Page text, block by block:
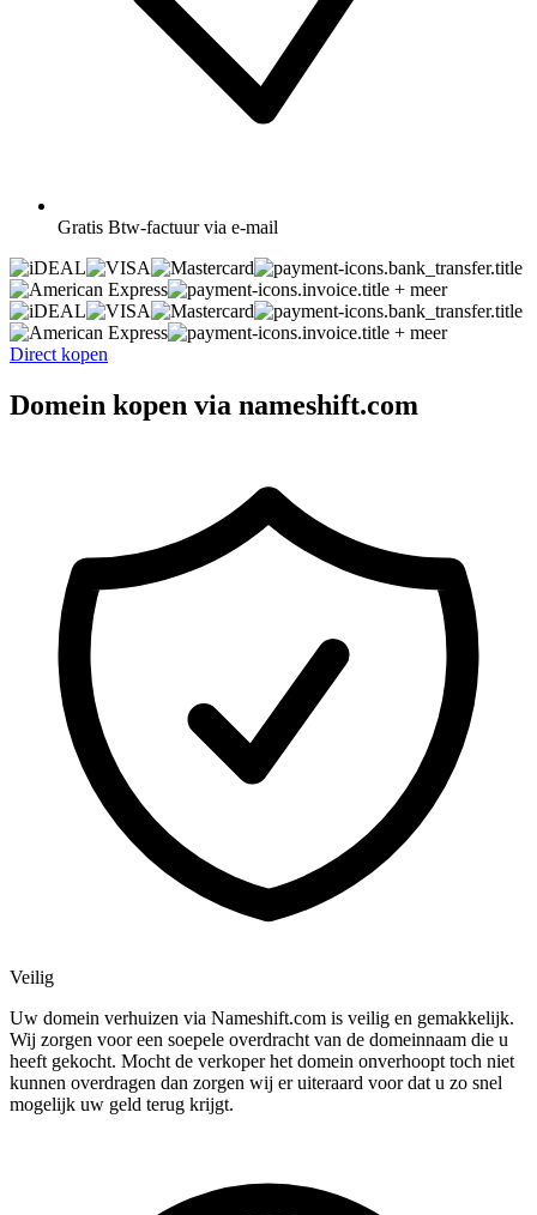
Gratis Btw-factuur via e-mail
+ meer
+ meer
Direct kopen
Domein kopen via nameshift.com
Veilig
Uw domein verhuizen via Nameshift.com is veilig en gemakkelijk.
Wij zorgen voor een soepele overdracht van de domeinnaam die u
heeft gekocht. Mocht de verkoper het domein onverhoopt toch niet
kunnen overdragen dan zorgen wij er uiteraard voor dat u zo snel
mogelijk uw geld terug krijgt.